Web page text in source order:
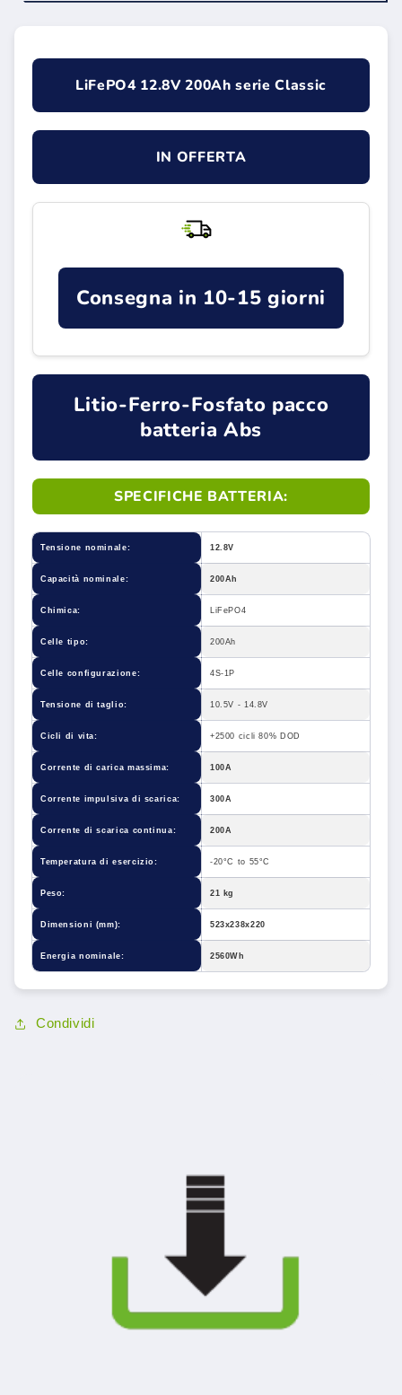
LiFePO4 12.8V 200Ah serie Classic
IN OFFERTA
Consegna in 10-15 giorni
Litio-Ferro-Fosfato pacco
batteria Abs
SPECIFICHE BATTERIA:
Tensione nominale: 12.8V
Capacità nominale: 200Ah
Chimica: LiFePO4
Celle tipo: 200Ah
Celle configurazione: 4S-1P
Tensione di taglio: 10.5V - 14.8V
Cicli di vita: +2500 cicli 80% DOD
Corrente di carica massima: 100A
Corrente impulsiva di scarica: 300A
Corrente di scarica continua: 200A
Temperatura di esercizio: -20°C to 55°C
Peso: 21 kg
Dimensioni (mm): 523x238x220
Energia nominale: 2560Wh
Condividi